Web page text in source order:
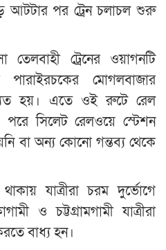
আটটার পর ট্রেন চলাচল শুরু
তেলবাহী ট্রেনের ওয়াগনটি
পারাইরচকের মোগলবাজার
হয়। এতে ওই রুটে রেল
সিলেট রেলওয়ে স্টেশন
বা অন্য কোনো গন্তব্য থেকে
যাত্রীরা চরম দুর্ভোগে
ও চট্টগ্রামগামী যাত্রীরা
বাধ্য হন।